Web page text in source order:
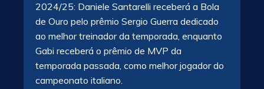
2024/25: Daniele Santarelli receberá a Bola
de Ouro pelo prêmio Sergio Guerra dedicado
ao melhor treinador da temporada, enquanto
Gabi receberá o prêmio de MVP da
temporada passada, como melhor jogador do
campeonato italiano.